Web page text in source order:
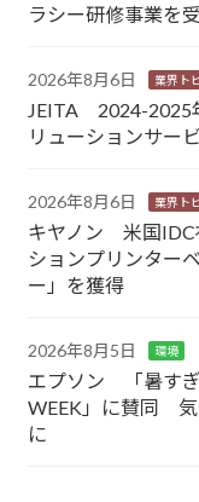
ラシー研修事業を
2026年8月6日 業界ト
JEITA 2024-2025
リューションサー
2026年8月6日 業界ト
キヤノン 米国IDC
ションプリンター
ー」を獲得
2026年8月5日 環境
エプソン 「暑す
WEEK」に賛同 気
に